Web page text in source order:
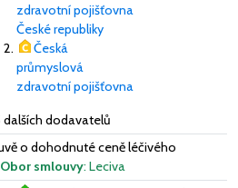
zdravotní pojišťovna
České republiky
Česká
průmyslová
zdravotní pojišťovna
dalších dodavatelů
o dohodnuté ceně léčivého
Obor smlouvy: Leciva